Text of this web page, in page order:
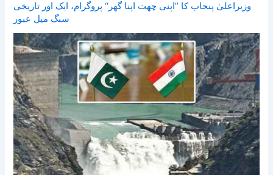
وزیراعلیٰ پنجاب کا ’’اپنی چھت اپنا گھر‘‘ پروگرام، ایک اور تاریخی
سنگ میل عبور